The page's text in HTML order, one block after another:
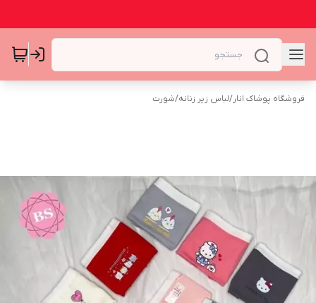
فروشگاه پوشاک انار/لباس زیر زنانه/شورت